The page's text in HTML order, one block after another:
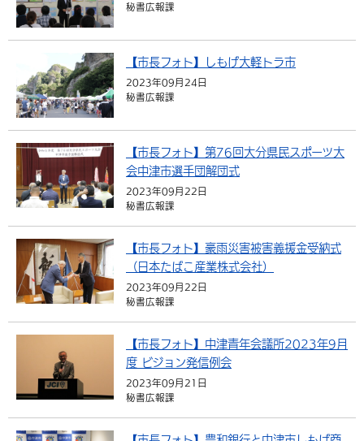
秘書広報課
【市長フォト】しもげ大軽トラ市
2023年09月24日
秘書広報課
【市長フォト】第76回大分県民スポーツ大
会中津市選手団解団式
2023年09月22日
秘書広報課
【市長フォト】豪雨災害被害義援金受納式
（日本たばこ産業株式会社）
2023年09月22日
秘書広報課
【市長フォト】中津青年会議所2023年9月
度 ビジョン発信例会
2023年09月21日
秘書広報課